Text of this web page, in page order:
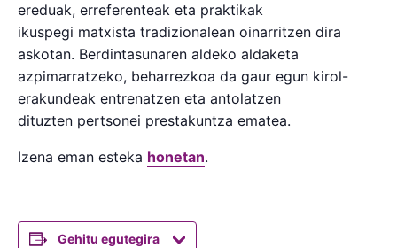
ereduak, erreferenteak eta praktikak
ikuspegi matxista tradizionalean oinarritzen dira
askotan. Berdintasunaren aldeko aldaketa
azpimarratzeko, beharrezkoa da gaur egun kirol-
erakundeak entrenatzen eta antolatzen
dituzten pertsonei prestakuntza ematea.
Izena eman esteka honetan.
Gehitu egutegira